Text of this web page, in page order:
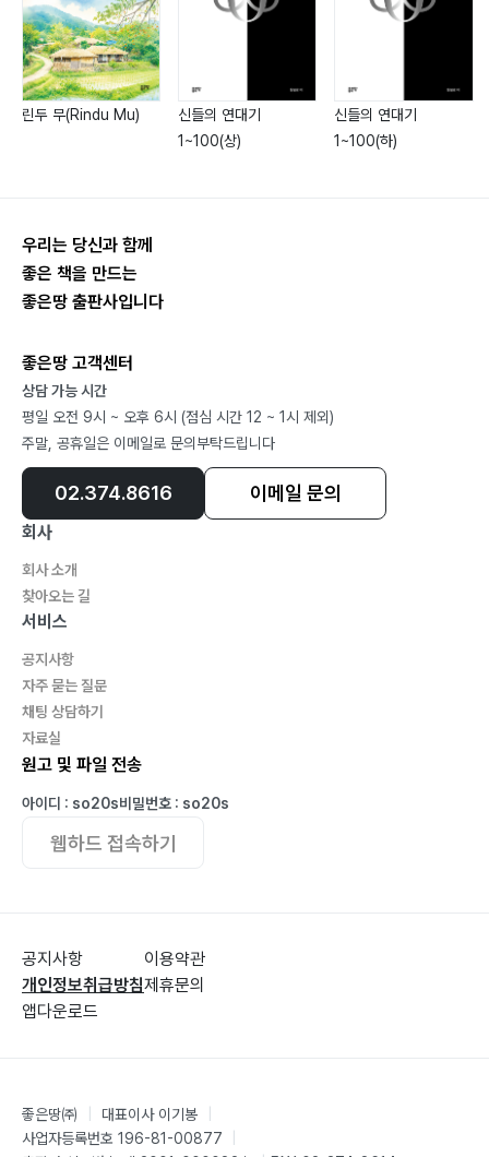
린두 무(Rindu Mu)
신들의 연대기
1~100(상)
신들의 연대기
1~100(하)
우리는 당신과 함께
좋은 책을 만드는
좋은땅 출판사입니다
좋은땅 고객센터
상담 가능 시간
평일 오전 9시 ~ 오후 6시 (점심 시간 12 ~ 1시 제외)
주말, 공휴일은 이메일로 문의부탁드립니다
02.374.8616 이메일 문의
회사
회사 소개
찾아오는 길
서비스
공지사항
자주 묻는 질문
채팅 상담하기
자료실
원고 및 파일 전송
아이디 : so20s비밀번호 : so20s
웹하드 접속하기
공지사항
개인정보취급방침
앱다운로드
이용약관
제휴문의
좋은땅㈜ 대표이사 이기봉
사업자등록번호 196-81-00877